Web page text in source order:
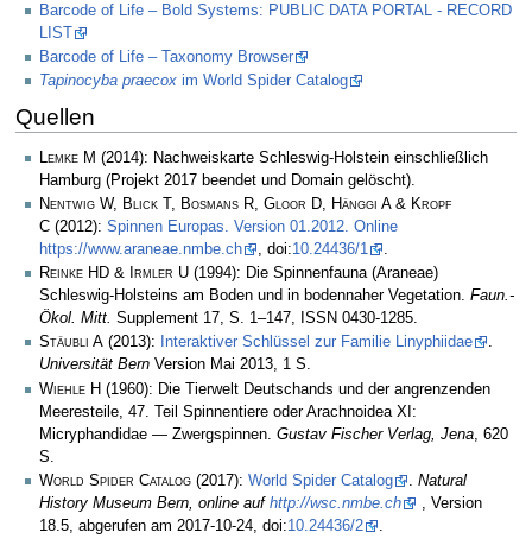
Barcode of Life – Bold Systems: PUBLIC DATA PORTAL - RECORD
LIST
Barcode of Life – Taxonomy Browser
Tapinocyba praecox im World Spider Catalog
Quellen
Lemke M (2014): Nachweiskarte Schleswig-Holstein einschließlich
Hamburg (Projekt 2017 beendet und Domain gelöscht).
Nentwig W, Blick T, Bosmans R, Gloor D, Hänggi A & Kropf
C (2012): Spinnen Europas. Version 01.2012. Online
https://www.araneae.nmbe.ch
, doi:10.24436/1
.
Reinke HD & Irmler U (1994): Die Spinnenfauna (Araneae)
Schleswig-Holsteins am Boden und in bodennaher Vegetation. Faun.-
Ökol. Mitt. Supplement 17, S. 1–147, ISSN 0430-1285.
Stäubli A (2013): Interaktiver Schlüssel zur Familie Linyphiidae
.
Universität Bern Version Mai 2013, 1 S.
Wiehle H (1960): Die Tierwelt Deutschands und der angrenzenden
Meeresteile, 47. Teil Spinnentiere oder Arachnoidea XI:
Micryphandidae — Zwergspinnen. Gustav Fischer Verlag, Jena , 620
S.
World Spider Catalog (2017): World Spider Catalog . Natural
History Museum Bern, online auf http://wsc.nmbe.ch
, Version
18.5, abgerufen am 2017-10-24, doi:10.24436/2 .